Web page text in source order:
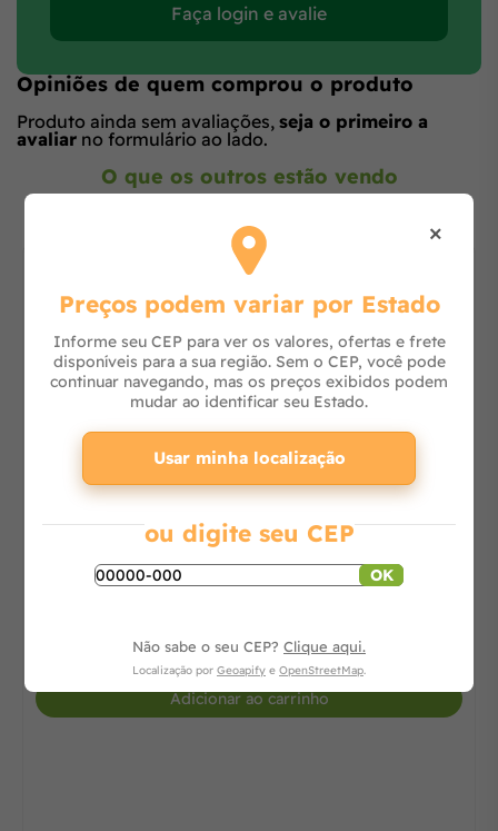
Faça login e avalie
Opiniões de quem comprou o produto
Produto ainda sem avaliações, seja o primeiro a
avaliar no formulário ao lado.
O que os outros estão vendo
Lavadora de Alta Pressão J6000 M16 Clean
Consulte
Adicionar ao carrinho
×
Preços podem variar por Estado
Informe seu CEP para ver os valores, ofertas e frete
disponíveis para a sua região. Sem o CEP, você pode
continuar navegando, mas os preços exibidos podem
mudar ao identificar seu Estado.
Usar minha localização
ou digite seu CEP
OK
Não sabe o seu CEP? Clique aqui.
Localização por Geoapify e OpenStreetMap